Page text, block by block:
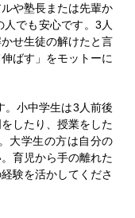
や塾長または先輩か
でも安心です。3人
せ生徒の解けたと言
ばす」をモットーに
。小中学生は3人前後
したり、授業をした
大学生の方は自分の
育児から手の離れた
験を活かしてくださ